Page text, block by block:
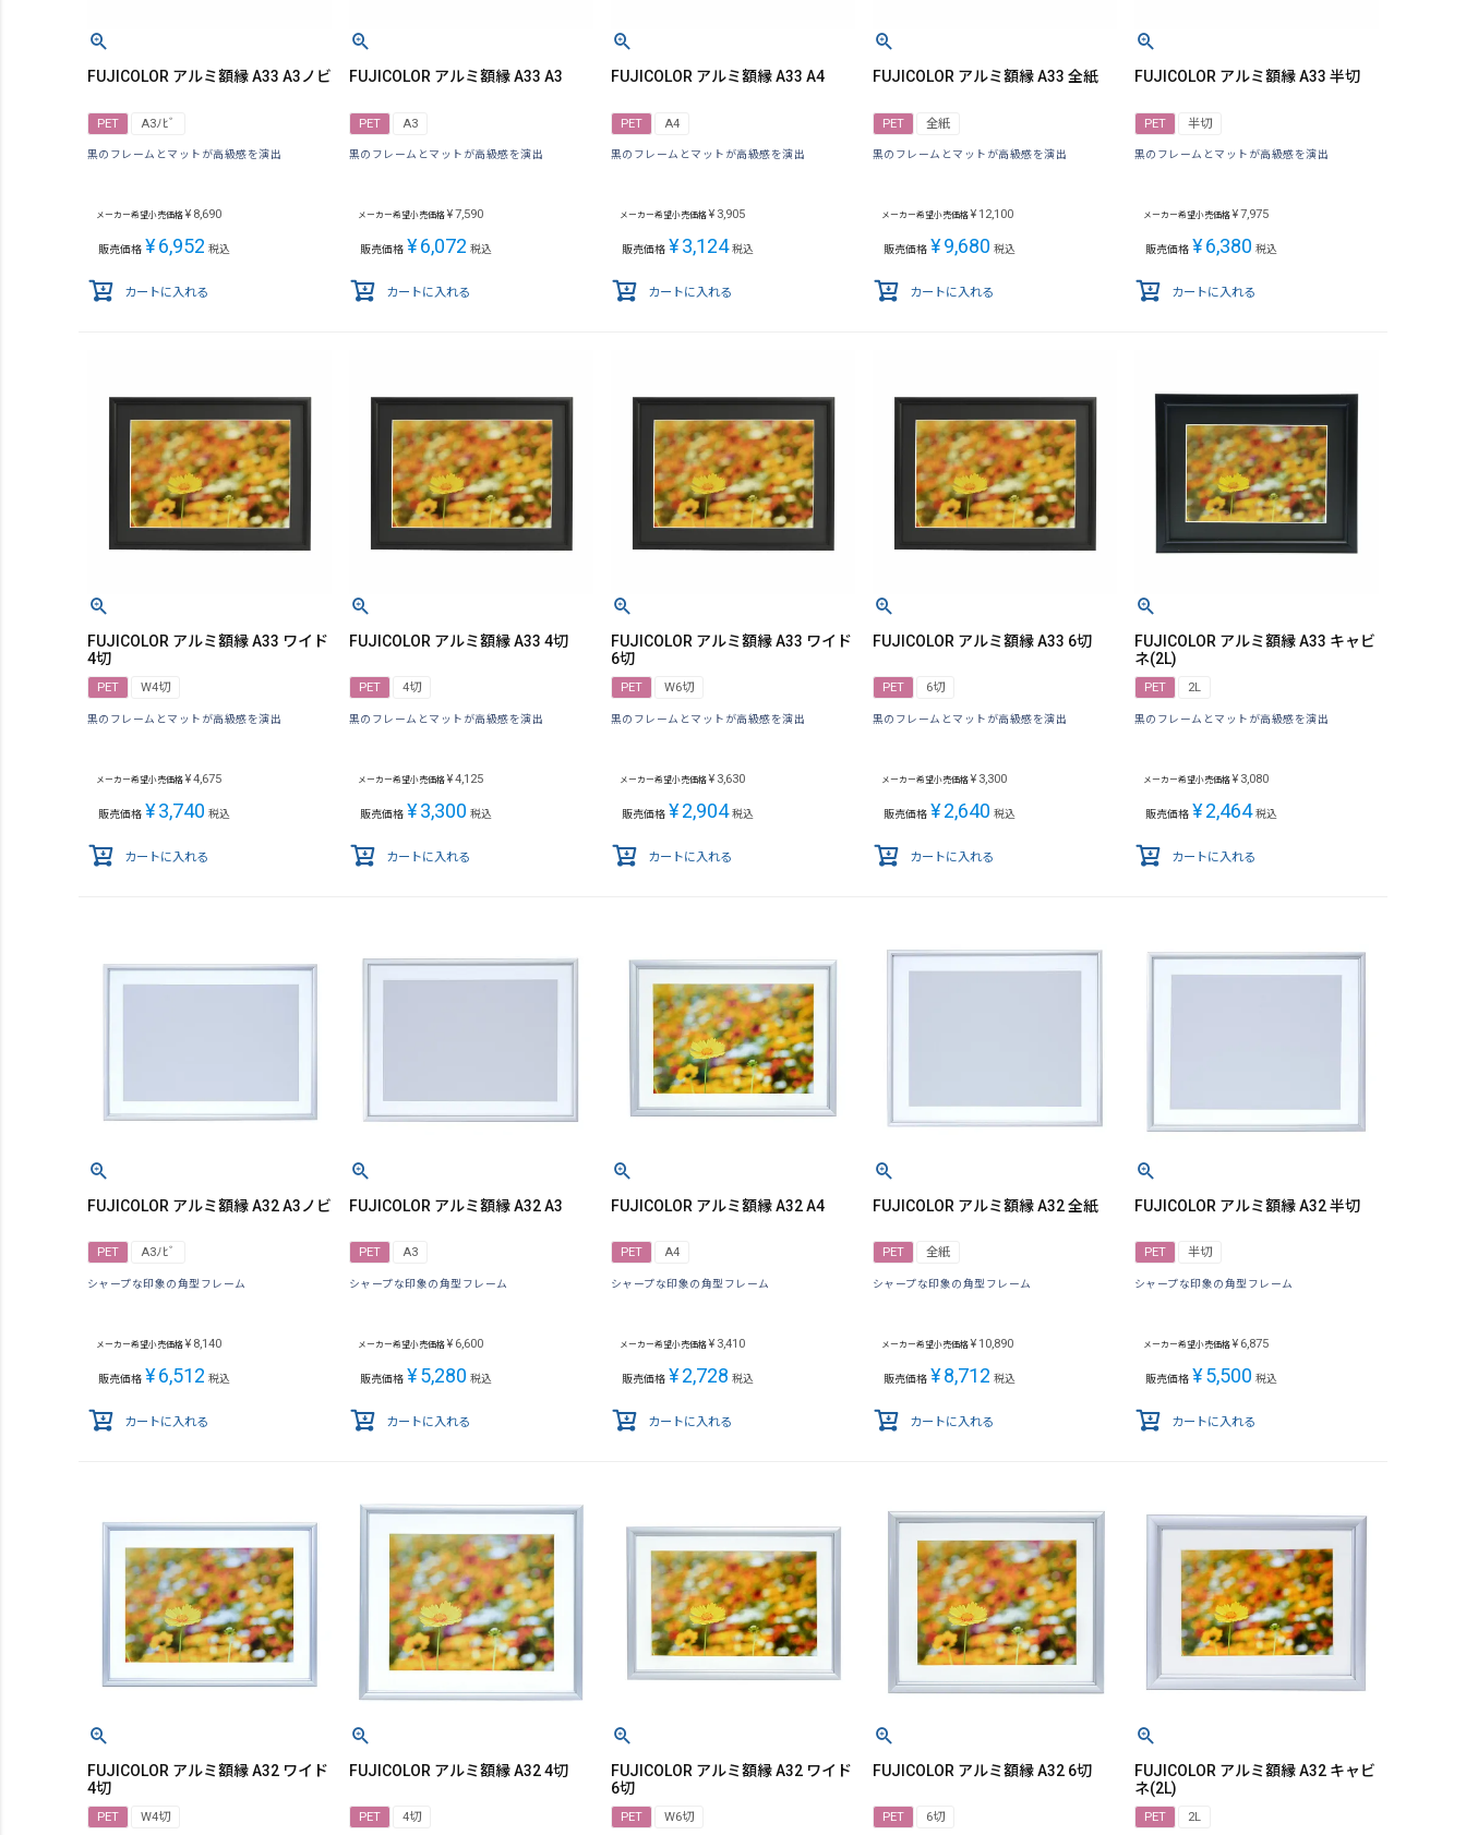
FUJICOLOR アルミ額縁 A33 A3ノビ
PET A3ﾉﾋﾞ
黒のフレームとマットが高級感を演出
メーカー希望小売価格 ¥ 8,690
販売価格 ¥6,952 税込
カートに入れる
FUJICOLOR アルミ額縁 A33 A3
PET A3
黒のフレームとマットが高級感を演出
メーカー希望小売価格 ¥7,590
販売価格 ¥6,072 税込
カートに入れる
FUJICOLOR アルミ額縁 A33 A4
PET A4
黒のフレームとマットが高級感を演出
メーカー希望小売価格 ¥ 3,905
販売価格 ¥3,124 税込
カートに入れる
FUJICOLOR アルミ額縁 A33 全紙
PET 全紙
黒のフレームとマットが高級感を演出
メーカー希望小売価格 ¥ 12,100
販売価格 ¥9,680 税込
カートに入れる
FUJICOLOR アルミ額縁 A33 半切
PET 半切
黒のフレームとマットが高級感を演出
メーカー希望小売価格 ¥7,975
販売価格 ¥6,380 税込
カートに入れる
FUJICOLOR アルミ額縁 A33 ワイド
4切
PET W4切
黒のフレームとマットが高級感を演出
メーカー希望小売価格 ¥4,675
販売価格 ¥3,740 税込
カートに入れる
FUJICOLOR アルミ額縁 A33 4切
PET 4切
黒のフレームとマットが高級感を演出
メーカー希望小売価格 ¥4,125
販売価格 ¥3,300 税込
カートに入れる
FUJICOLOR アルミ額縁 A33 ワイド
6切
PET W6切
黒のフレームとマットが高級感を演出
メーカー希望小売価格 ¥ 3,630
販売価格 ¥2,904 税込
カートに入れる
FUJICOLOR アルミ額縁 A33 6切
PET 6切
黒のフレームとマットが高級感を演出
メーカー希望小売価格 ¥ 3,300
販売価格 ¥2,640 税込
カートに入れる
FUJICOLOR アルミ額縁 A33 キャビ
ネ(2L)
PET 2L
黒のフレームとマットが高級感を演出
メーカー希望小売価格 ¥ 3,080
販売価格 ¥2,464 税込
カートに入れる
FUJICOLOR アルミ額縁 A32 A3ノビ
PET A3ﾉﾋﾞ
シャープな印象の角型フレーム
メーカー希望小売価格 ¥ 8,140
販売価格 ¥6,512 税込
カートに入れる
FUJICOLOR アルミ額縁 A32 A3
PET A3
シャープな印象の角型フレーム
メーカー希望小売価格 ¥ 6,600
販売価格 ¥5,280 税込
カートに入れる
FUJICOLOR アルミ額縁 A32 A4
PET A4
シャープな印象の角型フレーム
メーカー希望小売価格 ¥ 3,410
販売価格 ¥2,728 税込
カートに入れる
FUJICOLOR アルミ額縁 A32 全紙
PET 全紙
シャープな印象の角型フレーム
メーカー希望小売価格 ¥ 10,890
販売価格 ¥8,712 税込
カートに入れる
FUJICOLOR アルミ額縁 A32 半切
PET 半切
シャープな印象の角型フレーム
メーカー希望小売価格 ¥ 6,875
販売価格 ¥5,500 税込
カートに入れる
FUJICOLOR アルミ額縁 A32 ワイド
4切
PET W4切
FUJICOLOR アルミ額縁 A32 4切
PET 4切
FUJICOLOR アルミ額縁 A32 ワイド
6切
PET W6切
FUJICOLOR アルミ額縁 A32 6切
PET 6切
FUJICOLOR アルミ額縁 A32 キャビ
ネ(2L)
PET 2L